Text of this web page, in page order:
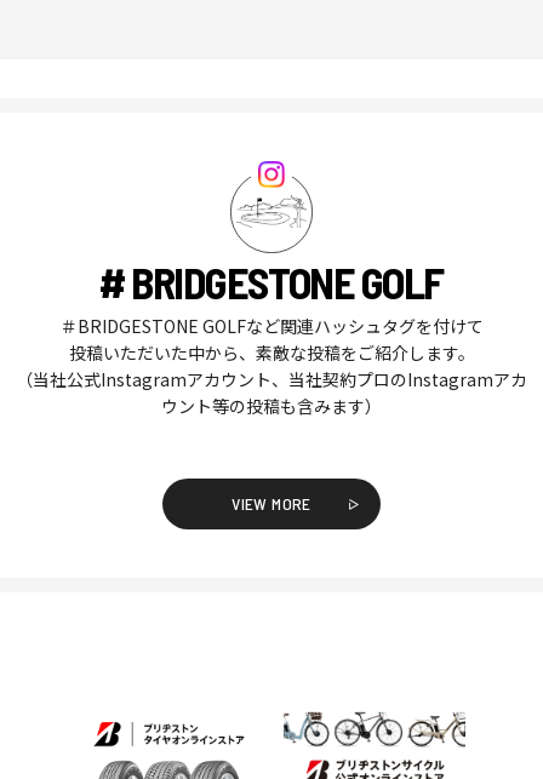
# BRIDGESTONE GOLF
＃BRIDGESTONE GOLFなど関連ハッシュタグを付けて
投稿いただいた中から、素敵な投稿をご紹介します。
（当社公式Instagramアカウント、当社契約プロのInstagramアカ
ウント等の投稿も含みます）
VIEW MORE